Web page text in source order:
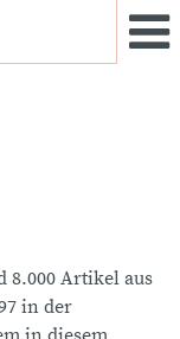
8.000 Artikel aus
in der